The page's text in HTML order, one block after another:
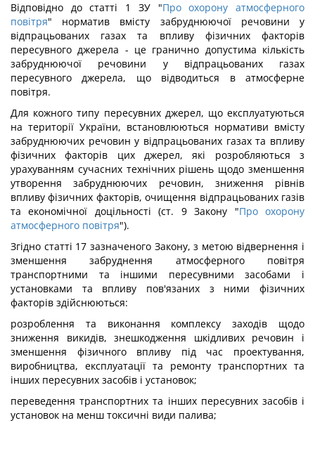
Відповідно до статті 1 ЗУ "Про охорону атмосферного
повітря" норматив вмісту забруднюючої речовини у
відпрацьованих газах та впливу фізичних факторів
пересувного джерела - це гранично допустима кількість
забруднюючої речовини у відпрацьованих газах
пересувного джерела, що відводиться в атмосферне
повітря.
Для кожного типу пересувних джерел, що експлуатуються
на території України, встановлюються нормативи вмісту
забруднюючих речовин у відпрацьованих газах та впливу
фізичних факторів цих джерел, які розробляються з
урахуванням сучасних технічних рішень щодо зменшення
утворення забруднюючих речовин, зниження рівнів
впливу фізичних факторів, очищення відпрацьованих газів
та економічної доцільності (ст. 9 Закону "Про охорону
атмосферного повітря").
Згідно статті 17 зазначеного Закону, з метою відвернення і
зменшення забруднення атмосферного повітря
транспортними та іншими пересувними засобами і
установками та впливу пов'язаних з ними фізичних
факторів здійснюються:
розроблення та виконання комплексу заходів щодо
зниження викидів, знешкодження шкідливих речовин і
зменшення фізичного впливу під час проектування,
виробництва, експлуатації та ремонту транспортних та
інших пересувних засобів і установок;
переведення транспортних та інших пересувних засобів і
установок на менш токсичні види палива;